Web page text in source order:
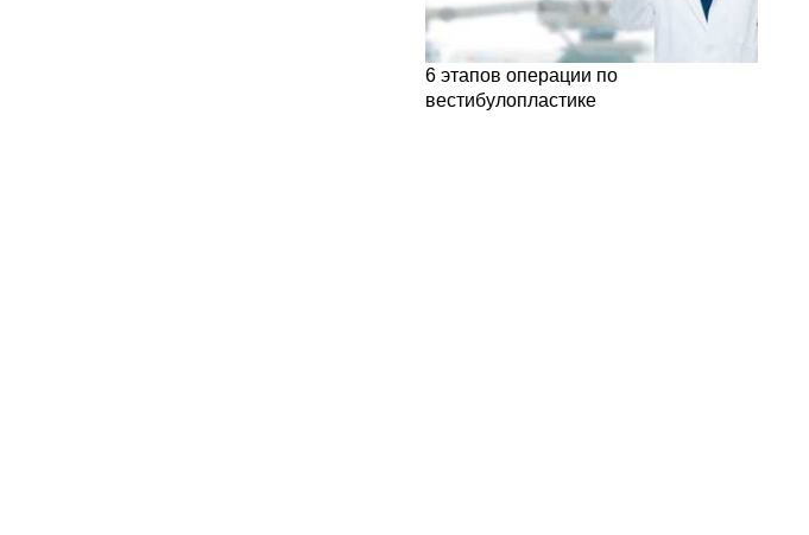
6 этапов операции по
вестибулопластике